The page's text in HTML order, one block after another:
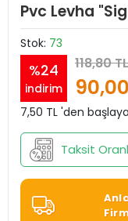
Pvc Levha
Stok: 73
%24
indirim
118,80 TL
7,50 TL 'den
Taksit